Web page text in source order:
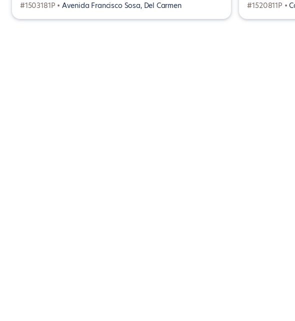
#1503181P • Avenida Francisco Sosa, Del Carmen
#1520811P •